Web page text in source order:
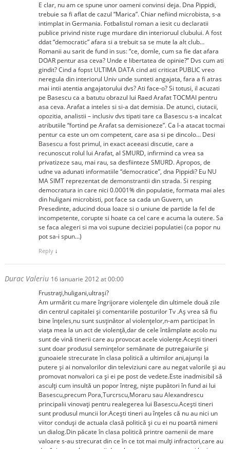
E clar, nu am ce spune unor oameni convinsi deja. Dna Pippidi,
trebuie sa fi aflat de cazul “Marica”. Chiar nefiind microbista, s-a
intimplat in Germania. Fotbalistul roman a iesit cu declaratii
publice privind niste ruge murdare din interioruul clubului. A fost
ddat “democratic” afara si a trebuit sa se mute la alt club…
Romanii au sarit de fund in sus: “ce, domle, cum sa fie dat afara
DOAR pentur asa ceva? Unde e libertatea de opinie?” Dvs cum ati
gindit? Cind a fopst ULTIMA DATA cind ati criticat PUBLIC vreo
neregula din interiorul Univ unde sunteti angajata, fara a fi atras
mai intii atentia angajatorului dvs? Ati face-o? Si totusi, il acuzati
pe Basescu ca a batutu obrazul lui Raed Arafat TOCMAI pentru
asa ceva. Arafat a inteles si si-a dat demisia. De atunci, ciutacii,
opozitia, analistii – inclusiv dvs tipati tare ca Basescu s-a incalcat
atributiile “fortind pe Arafat sa demisioneze”. Ca l-a atacat tocmai
pentur ca este un om competent, care asa si pe dincolo… Desi
Basescu a fost primul, in exact aceeasi discutie, care a
recunoscut rolul lui Arafat, al SMURD, infirmind ca vrea sa
privatizeze sau, mai rau, sa desfiinteze SMURD. Apropos, de
udne va adunati informatiile “democratice”, dna Pippidi? Eu NU
MA SIMT reprezentat de demonstrantii din strada. Si resping
democratura in care nici 0.0001% din populatie, formata mai ales
din huligani microbisti, pot face sa cada un Guvern, un
Presedinte, aducind doua loaze si o uniune de partide la fel de
incompetente, corupte si hoate ca cel care e acuma la outere. Sa
se faca alegeri si ma voi supune deciziei populatiei (ca popor nu
pot sa-i spun…)
Reply ↓
Durac Valeriu 16 ianuarie 2012 at 00:00
Frustraţi,huligani,ultraşi?
Am urmărit cu mare îngrijorare violenţele din ultimele două zile
din centrul capitalei şi comentariile posturilor Tv .Aş vrea să fiu
bine înţeles,nu sunt susţinător al violenţelor,n-am participat în
viaţa mea la un act de violenţă,dar de cele întâmplate acolo nu
sunt de vină tinerii care au provocat acele violenţe.Aceşti tineri
sunt doar produsul seminţelor semănate de putregaiurile şi
gunoaiele strecurate în clasa politică a ultimilor ani,ajunşi la
putere şi ai nonvalorilor din televiziuni care au negat valorile şi au
promovat nonvalori ca şi ei pe post de vedete.Este inadmisibil să
asculţi cum insultă un popor întreg, nişte pupători în fund ai lui
Basescu,precum Pora,Turcrscu,Moraru sau Alexandrescu
principalii vinovaţi pentru realegerea lui Basescu.Aceşti tineri
sunt produsul muncii lor.Aceşti tineri au înţeles că nu au nici un
viitor conduşi de actuala clasă politică şi cu ei nu poartă nimeni
un dialog.Din păcate în clasa politică printre oamenii de mare
valoare s-au strecurat din ce în ce tot mai mulţi infractori,care au